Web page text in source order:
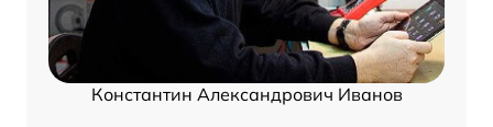
Константин Александрович Иванов